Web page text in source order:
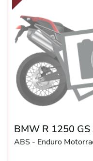
BMW R 1250
ABS - Enduro